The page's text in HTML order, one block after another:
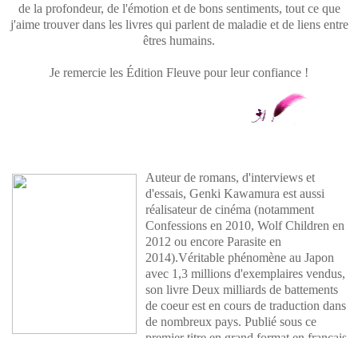
de la profondeur, de l'émotion et de bons sentiments, tout ce que
j'aime trouver dans les livres qui parlent de maladie et de liens entre
êtres humains.
Je remercie les Édition Fleuve pour leur confiance !
Auteur de romans, d'interviews et
d'essais, Genki Kawamura est aussi
réalisateur de cinéma (notamment
Confessions en 2010, Wolf Children en
2012 ou encore Parasite en
2014).Véritable phénomène au Japon
avec 1,3 millions d'exemplaires vendus,
son livre Deux milliards de battements
de coeur est en cours de traduction dans
de nombreux pays. Publié sous ce